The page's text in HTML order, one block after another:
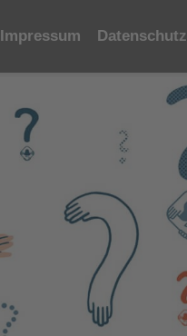
Impressum Datenschutz